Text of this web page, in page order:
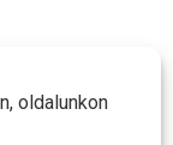
oldalunkon